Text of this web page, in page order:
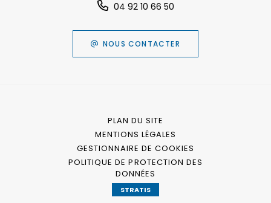
04 92 10 66 50
NOUS CONTACTER
PLAN DU SITE
MENTIONS LÉGALES
GESTIONNAIRE DE COOKIES
POLITIQUE DE PROTECTION DES
DONNÉES
STRATIS